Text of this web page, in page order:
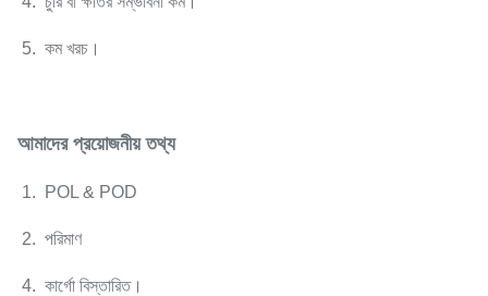
5. কম খরচ।
আমাদের প্রয়োজনীয় তথ্য
1. POL & POD
2. পরিমাণ
4. কার্গো বিস্তারিত।